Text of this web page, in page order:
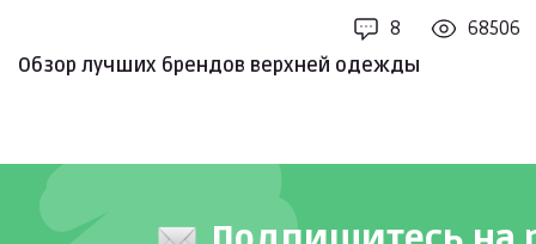
8
68506
Обзор лучших брендов верхней одежды